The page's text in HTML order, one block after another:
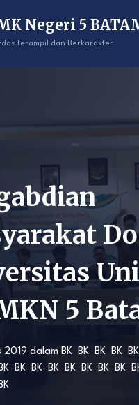
Negeri 5
Terampil dan Berkarakter
5
2019 dalam BK BK BK BK BK
BK BK BK BK BK BK BK